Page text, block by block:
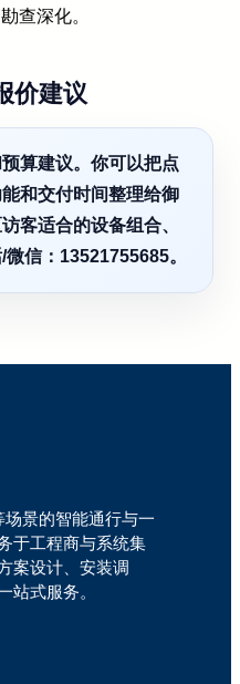
查深化。
价建议
算建议。你可以把点
和交付时间整理给御
客适合的设备组合、
信：13521755685。
景的智能通行与一
于工程商与系统集
案设计、安装调
站式服务。